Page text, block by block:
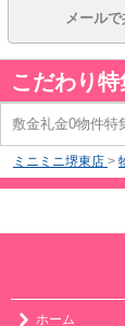
メール
こだわり特
敷金礼金0物件特
ミニミニ堺東店 >
ホーム